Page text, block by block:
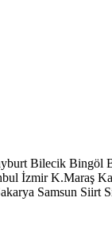
Bilecik Bingöl
İzmir K.Maraş
Samsun Siirt